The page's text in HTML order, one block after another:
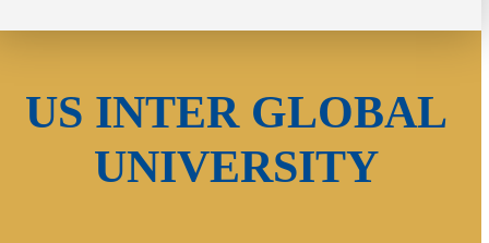
US INTER GLOBAL
UNIVERSITY